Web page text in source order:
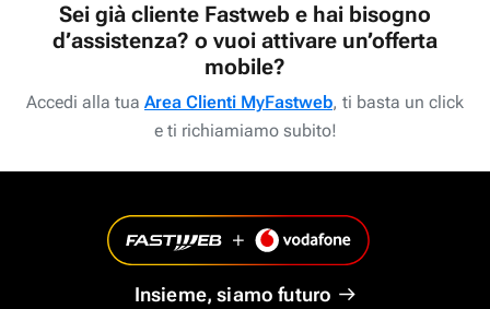
Sei già cliente Fastweb e hai bisogno
d’assistenza? o vuoi attivare un’offerta
mobile?
Accedi alla tua Area Clienti MyFastweb, ti basta un click
e ti richiamiamo subito!
Insieme, siamo futuro